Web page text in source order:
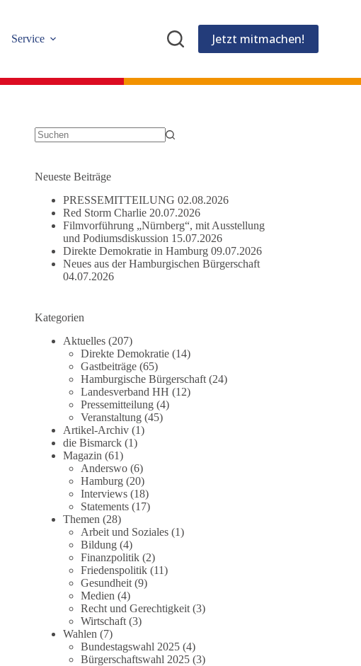
Service Jetzt mitmachen!
Neueste Beiträge
PRESSEMITTEILUNG 02.08.2026
Red Storm Charlie 20.07.2026
Filmvorführung „Nürnberg“, mit Ausstellung
und Podiumsdiskussion 15.07.2026
Direkte Demokratie in Hamburg 09.07.2026
Neues aus der Hamburgischen Bürgerschaft
04.07.2026
Kategorien
Aktuelles (207)
Direkte Demokratie (14)
Gastbeiträge (65)
Hamburgische Bürgerschaft (24)
Landesverband HH (12)
Pressemitteilung (4)
Veranstaltung (45)
Artikel-Archiv (1)
die Bismarck (1)
Magazin (61)
Anderswo (6)
Hamburg (20)
Interviews (18)
Statements (17)
Themen (28)
Arbeit und Soziales (1)
Bildung (4)
Finanzpolitik (2)
Friedenspolitik (11)
Gesundheit (9)
Medien (4)
Recht und Gerechtigkeit (3)
Wirtschaft (3)
Wahlen (7)
Bundestagswahl 2025 (4)
Bürgerschaftswahl 2025 (3)